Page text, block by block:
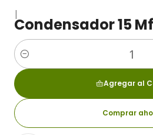
|
Condensador 15
Cantidad
Agregar al
Comprar